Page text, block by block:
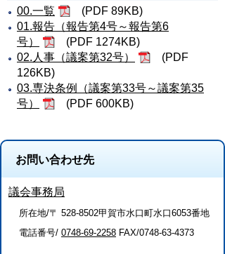
00.一覧
(PDF 89KB)
01.報告（報告第4号～報告第6
号）
(PDF 1274KB)
02.人事（議案第32号）
(PDF
126KB)
03.専決条例（議案第33号～議案第35
号）
(PDF 600KB)
お問い合わせ先
議会事務局
所在地/〒 528-8502甲賀市水口町水口6053番地
電話番号/ 0748-69-2258 FAX/0748-63-4373